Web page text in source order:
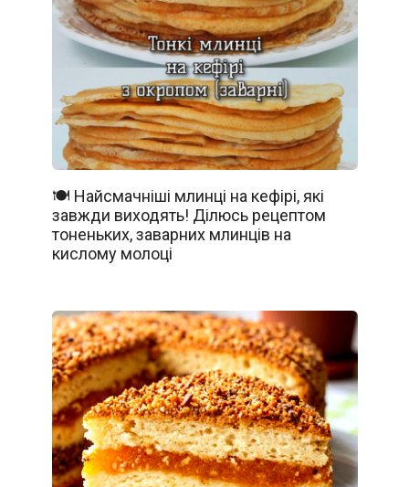
🍽️ Найсмачніші млинці на кефірі, які
завжди виходять! Ділюсь рецептом
тоненьких, заварних млинців на
кислому молоці